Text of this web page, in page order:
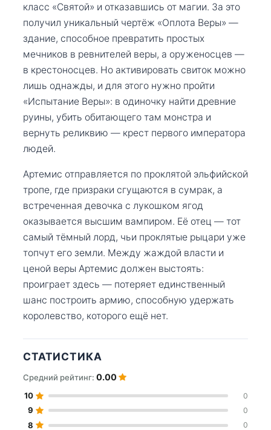
класс «Святой» и отказавшись от магии. За это
получил уникальный чертёж «Оплота Веры» —
здание, способное превратить простых
мечников в ревнителей веры, а оруженосцев —
в крестоносцев. Но активировать свиток можно
лишь однажды, и для этого нужно пройти
«Испытание Веры»: в одиночку найти древние
руины, убить обитающего там монстра и
вернуть реликвию — крест первого императора
людей.
Артемис отправляется по проклятой эльфийской
тропе, где призраки сгущаются в сумрак, а
встреченная девочка с лукошком ягод
оказывается высшим вампиром. Её отец — тот
самый тёмный лорд, чьи проклятые рыцари уже
топчут его земли. Между жаждой власти и
ценой веры Артемис должен выстоять:
проиграет здесь — потеряет единственный
шанс построить армию, способную удержать
королевство, которого ещё нет.
СТАТИСТИКА
Средний рейтинг: 0.00
10 0
9 0
8 0